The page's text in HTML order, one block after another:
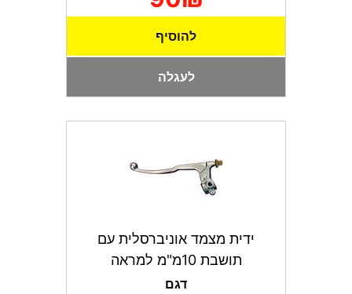
להוסיף
לעגלה
ידית מצמד אוניברסלית עם
תושבת 10מ"מ למראה
דגם